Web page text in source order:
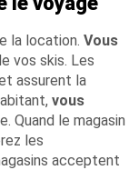
la location. Vous
vos skis. Les
assurent la
vous
Quand le magasin
les
acceptent